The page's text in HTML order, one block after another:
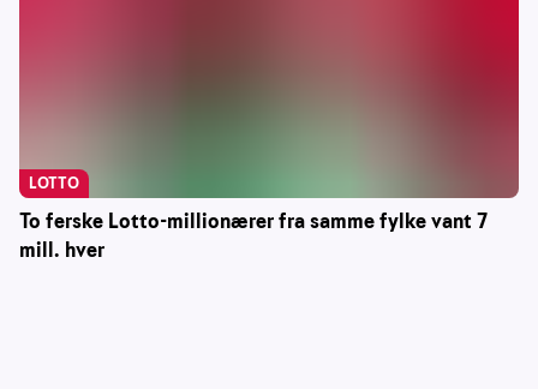
To ferske Lotto-millionærer fra samme fylke vant 7
mill. hver
LOTTO